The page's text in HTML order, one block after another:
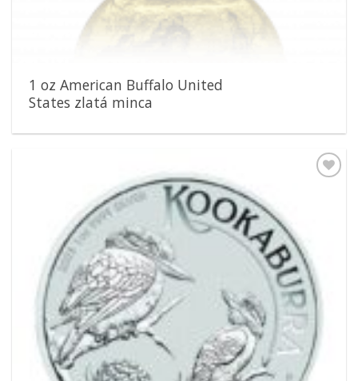
1 oz American Buffalo United
States zlatá minca